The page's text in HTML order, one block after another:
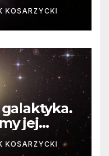
KOSARZYCKI
jej
KOSARZYCKI